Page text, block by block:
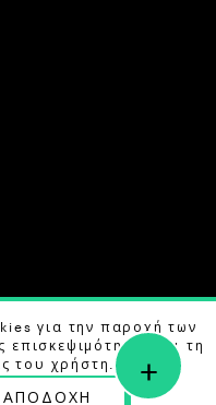
RESERVED.
BYB LABS
για την παροχή των
και τη
του χρήστη. Μάθετε
ΑΠΟΔΟΧΗ
+